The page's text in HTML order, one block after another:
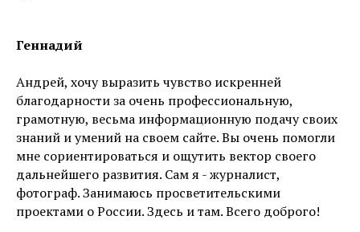
Геннадий
Андрей, хочу выразить чувство искренней
благодарности за очень профессиональную,
грамотную, весьма информационную подачу своих
знаний и умений на своем сайте. Вы очень помогли
мне сориентироваться и ощутить вектор своего
дальнейшего развития. Сам я - журналист,
фотограф. Занимаюсь просветительскими
проектами о России. Здесь и там. Всего доброго!